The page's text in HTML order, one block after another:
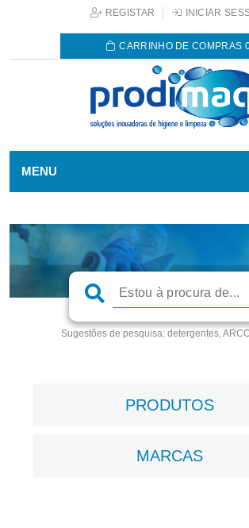
REGISTAR INICIAR
CARRINHO DE COMPRAS
MENU
Sugestões de pesquisa:detergentes,
PRODUTOS
MARCAS